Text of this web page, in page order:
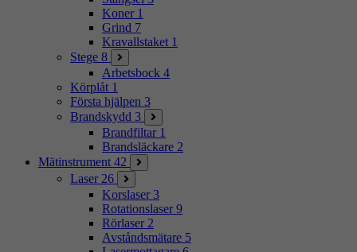
Koner 1
Grind 7
Kravallstaket 1
Stege 8
Arbetsbock 4
Körplåt 1
Första hjälpen 3
Brandskydd 3
Brandfiltar 1
Brandsläckare 2
Mätinstrument 42
Laser 26
Korslaser 3
Rotationslaser 9
Rörlaser 2
Avståndsmätare 5